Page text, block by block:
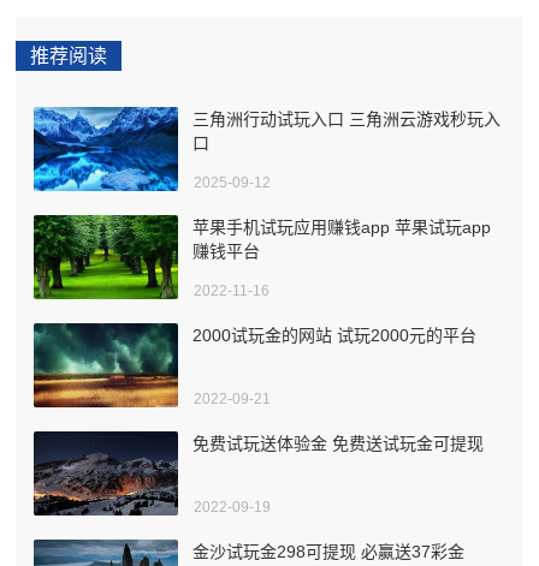
推荐阅读
三角洲行动试玩入口 三角洲云游戏秒玩入
口
2025-09-12
苹果手机试玩应用赚钱app 苹果试玩app
赚钱平台
2022-11-16
2000试玩金的网站 试玩2000元的平台
2022-09-21
免费试玩送体验金 免费送试玩金可提现
2022-09-19
金沙试玩金298可提现 必赢送37彩金